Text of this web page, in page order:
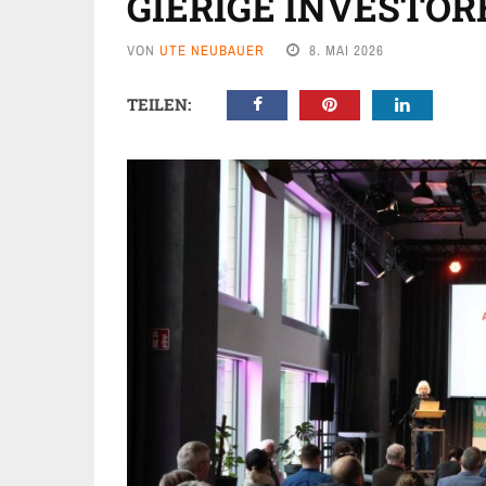
VON UTE NEUBAUER 8. MAI 2026
TEILEN: